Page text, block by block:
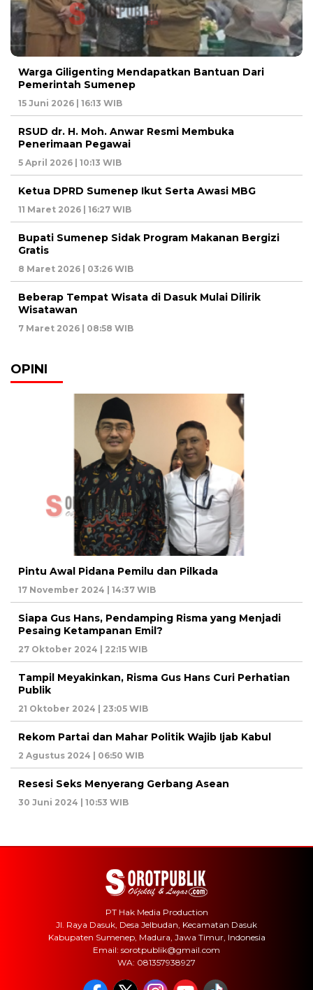
Warga Giligenting Mendapatkan Bantuan Dari
Pemerintah Sumenep
15 Juni 2026 | 16:13 WIB
RSUD dr. H. Moh. Anwar Resmi Membuka
Penerimaan Pegawai
5 April 2026 | 10:13 WIB
Ketua DPRD Sumenep Ikut Serta Awasi MBG
11 Maret 2026 | 16:27 WIB
Bupati Sumenep Sidak Program Makanan Bergizi
Gratis
8 Maret 2026 | 03:26 WIB
Beberap Tempat Wisata di Dasuk Mulai Dilirik
Wisatawan
7 Maret 2026 | 08:58 WIB
OPINI
Pintu Awal Pidana Pemilu dan Pilkada
17 November 2024 | 14:37 WIB
Siapa Gus Hans, Pendamping Risma yang Menjadi
Pesaing Ketampanan Emil?
27 Oktober 2024 | 22:15 WIB
Tampil Meyakinkan, Risma Gus Hans Curi Perhatian
Publik
21 Oktober 2024 | 23:05 WIB
Rekom Partai dan Mahar Politik Wajib Ijab Kabul
2 Agustus 2024 | 06:50 WIB
Resesi Seks Menyerang Gerbang Asean
30 Juni 2024 | 10:53 WIB
PT Hak Media Production
Jl. Raya Dasuk, Desa Jelbudan, Kecamatan Dasuk
Kabupaten Sumenep, Madura, Jawa Timur, Indonesia
Email: sorotpublik@gmail.com
WA: 081357938927